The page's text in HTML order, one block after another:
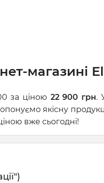
магазині
за ціною 22 900 грн.
якісну
вже сьогодні!